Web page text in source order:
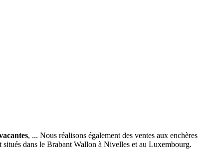
, ... Nous réalisons également des ventes aux enchères
situés dans le Brabant Wallon à Nivelles et au Luxembourg.